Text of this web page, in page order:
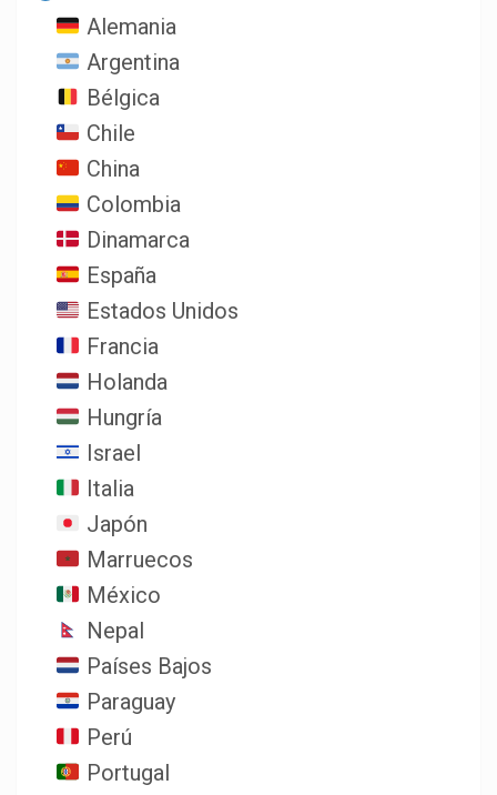
Alemania
Argentina
Bélgica
Chile
China
Colombia
Dinamarca
España
Estados Unidos
Francia
Holanda
Hungría
Israel
Italia
Japón
Marruecos
México
Nepal
Países Bajos
Paraguay
Perú
Portugal